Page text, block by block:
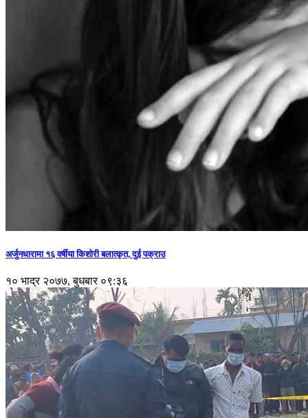
अर्जुनधारामा १६ वर्षीया किशोरी बलात्कृत, दुई पक्राउ
१० भाद्र २०७७, बुधबार ०९:३६